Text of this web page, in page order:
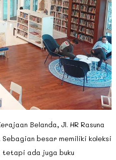
Belanda, Jl. HR Rasuna
Sebagian besar memiliki koleksi
tetapi ada juga buku